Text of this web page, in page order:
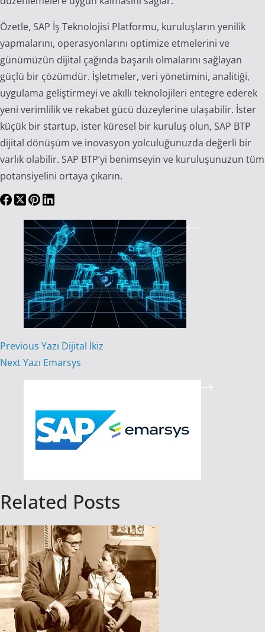
Özetle, SAP İş Teknolojisi Platformu, kuruluşların yenilik
yapmalarını, operasyonlarını optimize etmelerini ve
günümüzün dijital çağında başarılı olmalarını sağlayan
güçlü bir çözümdür. İşletmeler, veri yönetimini, analitiği,
uygulama geliştirmeyi ve akıllı teknolojileri entegre ederek
yeni verimlilik ve rekabet gücü düzeylerine ulaşabilir. İster
küçük bir startup, ister küresel bir kuruluş olun, SAP BTP
dijital dönüşüm ve inovasyon yolculuğunuzda değerli bir
varlık olabilir. SAP BTP’yi benimseyin ve kuruluşunuzun tüm
potansiyelini ortaya çıkarın.
Previous Yazı Dijital İkiz
NextYazı Emarsys
Related Posts